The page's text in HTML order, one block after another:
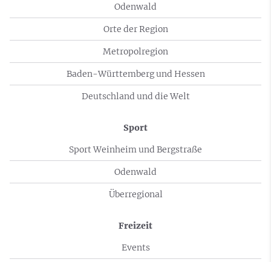
Odenwald
Orte der Region
Metropolregion
Baden-Württemberg und Hessen
Deutschland und die Welt
Sport
Sport Weinheim und Bergstraße
Odenwald
Überregional
Freizeit
Events